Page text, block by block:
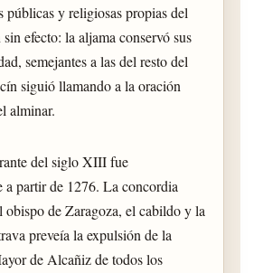
públicas y religiosas propias del
efecto: la aljama conservó sus
semejantes a las del resto del
siguió llamando a la oración
alminar.
del siglo XIII fue
a partir de 1276. La concordia
obispo de Zaragoza, el cabildo y la
preveía la expulsión de la
de Alcañiz de todos los